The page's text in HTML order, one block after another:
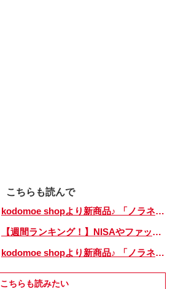
こちらも読んで
kodomoe shopより新商品♪ 「ノラネコぐんだん」ワッペン新柄3種が登場！
【週間ランキング！】NISAやファッションの記事がランクイン！ kodomoe web 7月19日～25日の週間TOP5★
kodomoe shopより新商品♪ 「ノラネコぐんだん」耐熱マグ3種が登場！
こちらも読みたい